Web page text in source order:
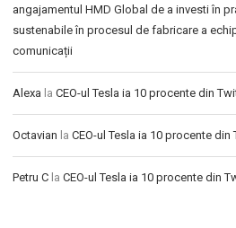
angajamentul HMD Global de a investi în
sustenabile în procesul de fabricare a
comunicații
Alexa la CEO-ul Tesla ia 10 procente din
Octavian la CEO-ul Tesla ia 10 procente din
Petru C la CEO-ul Tesla ia 10 procente din